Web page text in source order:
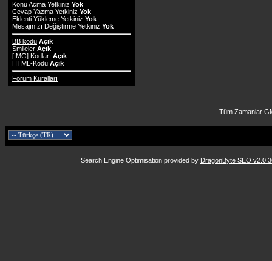
Konu Acma Yetkiniz Yok
Cevap Yazma Yetkiniz Yok
Eklenti Yükleme Yetkiniz Yok
Mesajınızı Değiştirme Yetkiniz Yok
BB kodu Açık
Smileler Açık
[IMG] Kodları Açık
HTML-Kodu Açık
Forum Kuralları
Tüm Zamanlar
Search Engine Optimisation provided by DragonByte SEO